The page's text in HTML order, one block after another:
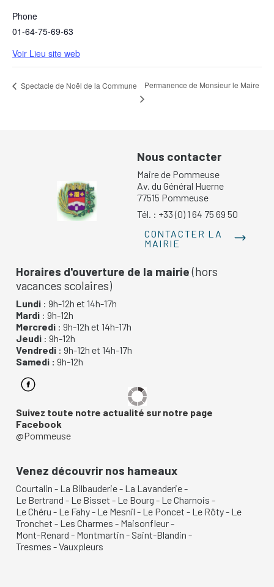
Phone
01-64-75-69-63
Voir Lieu site web
Spectacle de Noël de la Commune Permanence de Monsieur le Maire
Nous contacter
Maire de Pommeuse
Av. du Général Huerne
77515 Pommeuse
Tél. : +33 (0) 1 64 75 69 50
CONTACTER LA
MAIRIE
Horaires d'ouverture de la mairie(hors
vacances scolaires)
Lundi : 9h-12h et 14h-17h
Mardi : 9h-12h
Mercredi : 9h-12h et 14h-17h
Jeudi : 9h-12h
Vendredi : 9h-12h et 14h-17h
Samedi : 9h-12h
Suivez toute notre actualité sur notre page
Facebook
@Pommeuse
Venez découvrir nos hameaux
Courtalin - La Bilbauderie- La Lavanderie-
Le Bertrand - Le Bisset - Le Bourg - Le Charnois -
Le Chéru - Le Fahy- Le Mesnil - Le Poncet - Le Rôty- Le
Tronchet - Les Charmes - Maisonfleur-
Mont-Renard - Montmartin - Saint-Blandin -
Tresmes -Vauxpleurs